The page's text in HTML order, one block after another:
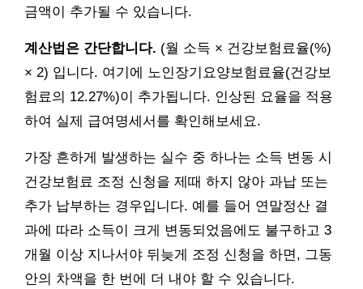
금액이 추가될 수 있습니다.
계산법은 간단합니다. (월 소득 × 건강보험료율(%)
× 2) 입니다. 여기에 노인장기요양보험료율(건강보
험료의 12.27%)이 추가됩니다. 인상된 요율을 적용
하여 실제 급여명세서를 확인해보세요.
가장 흔하게 발생하는 실수 중 하나는 소득 변동 시
건강보험료 조정 신청을 제때 하지 않아 과납 또는
추가 납부하는 경우입니다. 예를 들어 연말정산 결
과에 따라 소득이 크게 변동되었음에도 불구하고 3
개월 이상 지나서야 뒤늦게 조정 신청을 하면, 그동
안의 차액을 한 번에 더 내야 할 수 있습니다.